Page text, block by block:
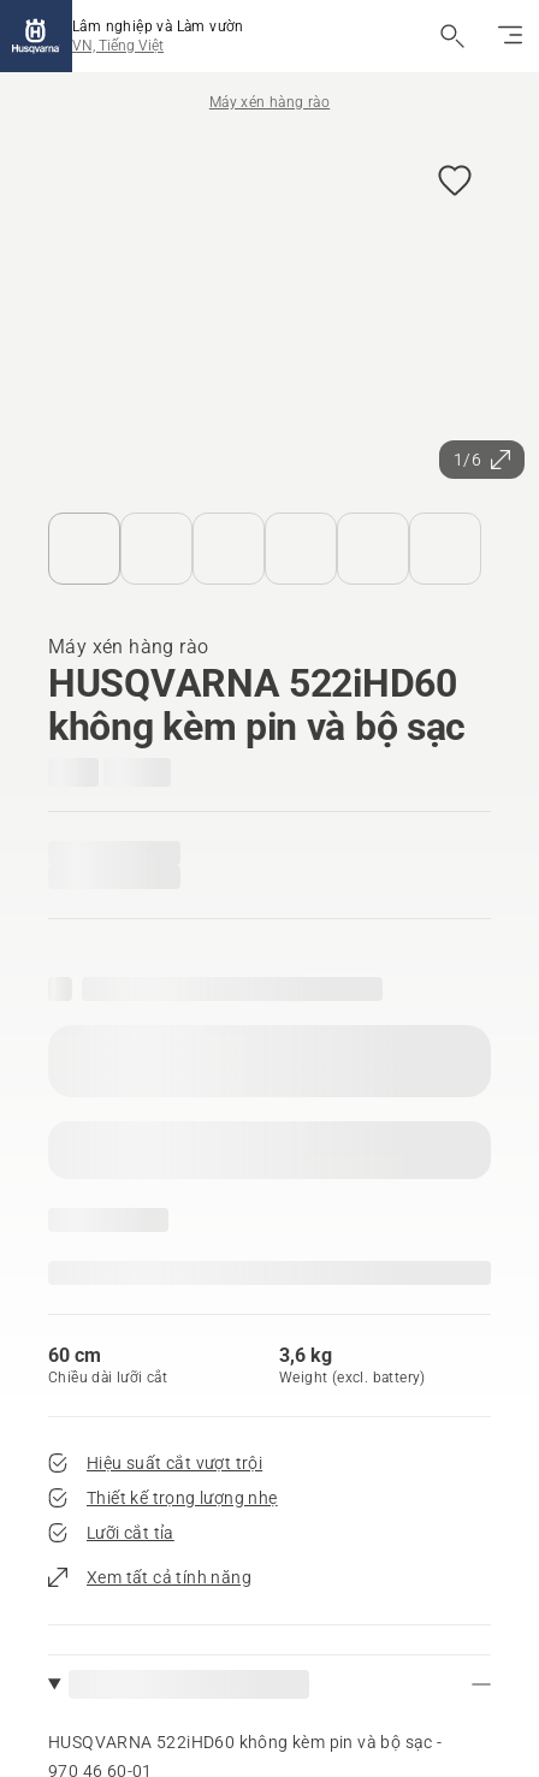
Lâm nghiệp và Làm vườn
VN, Tiếng Việt
Máy xén hàng rào
1/6
Máy xén hàng rào
HUSQVARNA 522iHD60
không kèm pin và bộ sạc
60 cm
Chiều dài lưỡi cắt
3,6 kg
Weight (excl. battery)
Hiệu suất cắt vượt trội
Thiết kế trọng lượng nhẹ
Lưỡi cắt tỉa
Xem tất cả tính năng
HUSQVARNA 522iHD60 không kèm pin và bộ sạc -
970 46 60‑01